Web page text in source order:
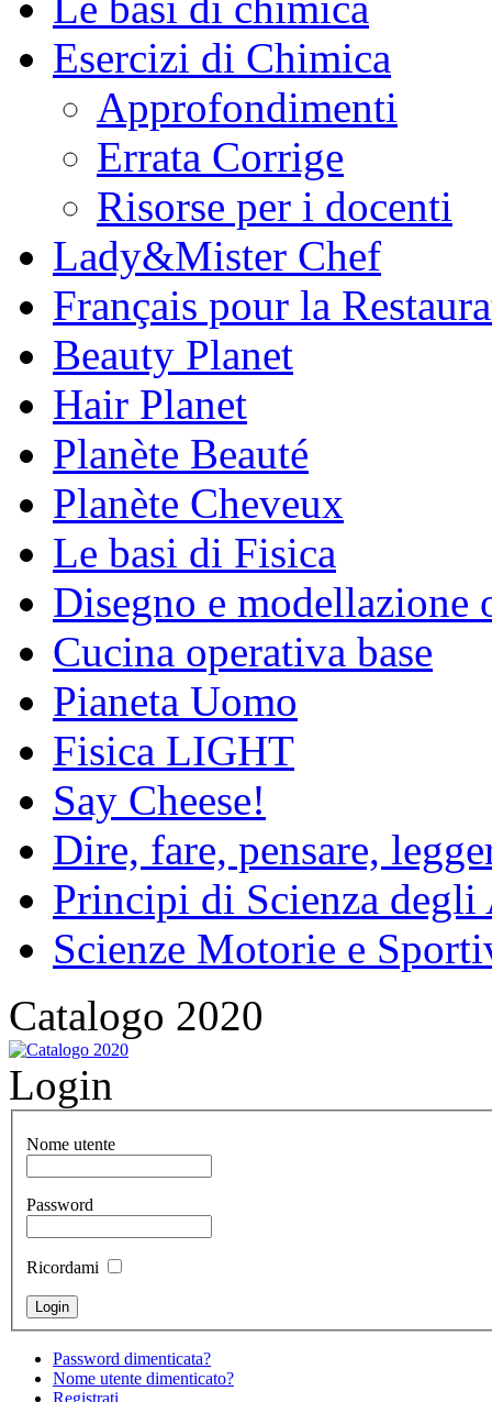
Esercizi di Chimica
Approfondimenti
Errata Corrige
Risorse per i docenti
Lady&Mister Chef
Français pour la
Beauty Planet
Hair Planet
Planète Beauté
Planète Cheveux
Le basi di Fisica
Disegno e modellazione
Cucina operativa base
Pianeta Uomo
Fisica LIGHT
Say Cheese!
Dire, fare, pensare,
Principi di Scienza
Scienze Motorie e
Catalogo 2020
Login
Nome utente
Password
Ricordami
Password dimenticata?
Nome utente dimenticato?